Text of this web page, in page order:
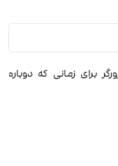
برای زمانی که دوباره